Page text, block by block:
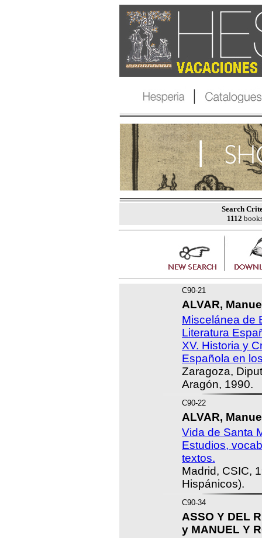
Search
1112
C90-21
ALVAR,
Miscelánea de
Literatura
XV. Historia y
Española en
Zaragoza,
Aragón, 1990.
C90-22
ALVAR,
Vida de Santa
Estudios,
textos.
Madrid, CSIC,
Hispánicos).
C90-34
ASSO Y DEL
y MANUEL Y